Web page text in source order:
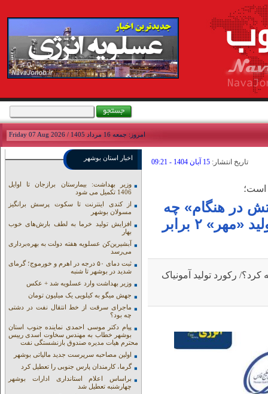
امروز: جمعه 16 مرداد 1405 / Friday 07 Aug 2026
تاريخ انتشار: 15 آبان 1404 - 09:21
است؛
در هنگام» چه
کرد؟/ رکورد تولید آمونیاک شکست/ تولید «مهر» ۲ برابر
رکورد تولید آمونیاک
اخبار استان بوشهر
وزیر بهداشت: بیمارستان برازجان تا اوایل
1406 تکمیل می شود
از کندی اینترنت تا سکوت پرسش برانگیز
مسولان بوشهر
افزایش تولید خرما به لطف بارش‌های خوب
بهار
آبشیرین‌کن عسلویه هفته دولت به بهره‌برداری
می‌رسد
ثبت دمای ۵۰ درجه در اهرم و خورموج؛ گرمای
شدید در بوشهر تا شنبه
وزیر بهداشت وارد عسلویه شد + عکس
جهش میگو به کیلویی یک میلیون تومان
ماجرای سرقت از خط انتقال نفت در دشتی
چه بود؟
پیام دکتر موسی احمدی نماینده جنوب استان
بوشهر خطاب به مهندس سخاوت اسدی رییس
محترم هیات مدیره صندوق بازنشستگی نفت
اولین مصاحبه سرپرست جدید مالیاتی بوشهر
گرما، کارمندان پارس جنوبی را تعطیل کرد
براساس اعلام استانداری ادارات بوشهر
چهارشنبه تعطیل شد